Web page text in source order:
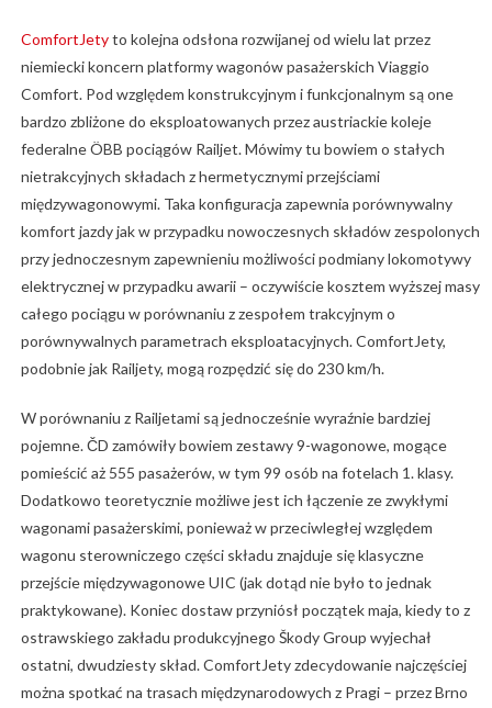
ComfortJetyto kolejna odsłona rozwijanej od wielu lat przez
niemiecki koncern platformy wagonów pasażerskich Viaggio
Comfort. Pod względem konstrukcyjnym i funkcjonalnym są one
bardzo zbliżone do eksploatowanych przez austriackie koleje
federalne ÖBB pociągów Railjet. Mówimy tu bowiem o stałych
nietrakcyjnych składach z hermetycznymi przejściami
międzywagonowymi. Taka konfiguracja zapewnia porównywalny
komfort jazdy jak w przypadku nowoczesnych składów zespolonych
przy jednoczesnym zapewnieniu możliwości podmiany lokomotywy
elektrycznej w przypadku awarii – oczywiście kosztem wyższej masy
całego pociągu w porównaniu z zespołem trakcyjnym o
porównywalnych parametrach eksploatacyjnych. ComfortJety,
podobnie jak Railjety, mogą rozpędzić się do 230 km/h.
W porównaniu z Railjetami są jednocześnie wyraźnie bardziej
pojemne. ČD zamówiły bowiem zestawy 9-wagonowe, mogące
pomieścić aż 555 pasażerów, w tym 99 osób na fotelach 1. klasy.
Dodatkowo teoretycznie możliwe jest ich łączenie ze zwykłymi
wagonami pasażerskimi, ponieważ w przeciwległej względem
wagonu sterowniczego części składu znajduje się klasyczne
przejście międzywagonowe UIC (jak dotąd nie było to jednak
praktykowane). Koniec dostaw przyniósł początek maja, kiedy to z
ostrawskiego zakładu produkcyjnego Škody Group wyjechał
ostatni, dwudziesty skład. ComfortJety zdecydowanie najczęściej
można spotkać na trasach międzynarodowych z Pragi – przez Brno